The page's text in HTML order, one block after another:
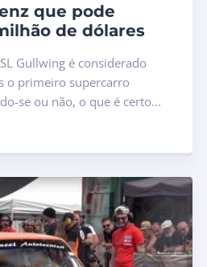
que pode
de dólares
Gullwing é considerado
o primeiro supercarro
se ou não, o que é certo...